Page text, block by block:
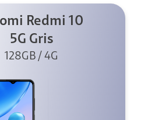
Redmi 10
5G Gris
128GB / 4G